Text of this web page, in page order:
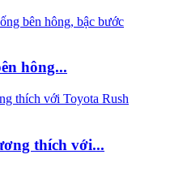
hông...
thích với...